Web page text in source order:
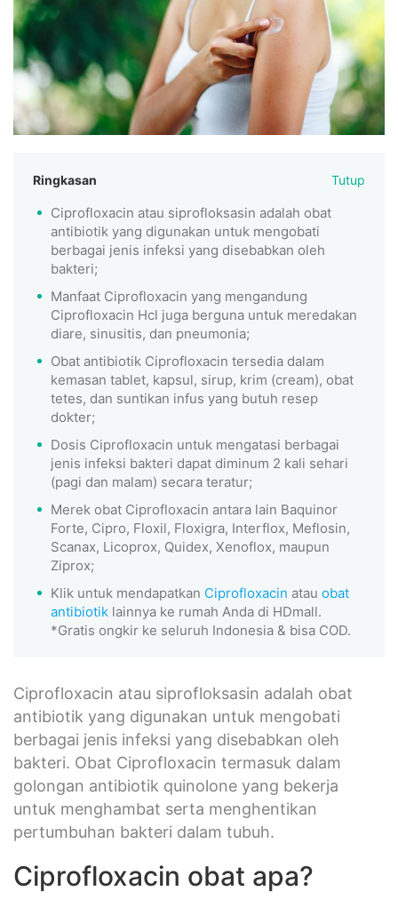
Ringkasan Tutup
Ciprofloxacin atau siprofloksasin adalah obat
antibiotik yang digunakan untuk mengobati
berbagai jenis infeksi yang disebabkan oleh
bakteri;
Manfaat Ciprofloxacin yang mengandung
Ciprofloxacin Hcl juga berguna untuk meredakan
diare, sinusitis, dan pneumonia;
Obat antibiotik Ciprofloxacin tersedia dalam
kemasan tablet, kapsul, sirup, krim (cream), obat
tetes, dan suntikan infus yang butuh resep
dokter;
Dosis Ciprofloxacin untuk mengatasi berbagai
jenis infeksi bakteri dapat diminum 2 kali sehari
(pagi dan malam) secara teratur;
Merek obat Ciprofloxacin antara lain Baquinor
Forte, Cipro, Floxil, Floxigra, Interflox, Meflosin,
Scanax, Licoprox, Quidex, Xenoflox, maupun
Ziprox;
Klik untuk mendapatkan Ciprofloxacin atau obat
antibiotik lainnya ke rumah Anda di HDmall.
*Gratis ongkir ke seluruh Indonesia & bisa COD.
Ciprofloxacin atau siprofloksasin adalah obat
antibiotik yang digunakan untuk mengobati
berbagai jenis infeksi yang disebabkan oleh
bakteri. Obat Ciprofloxacin termasuk dalam
golongan antibiotik quinolone yang bekerja
untuk menghambat serta menghentikan
pertumbuhan bakteri dalam tubuh.
Ciprofloxacin obat apa?